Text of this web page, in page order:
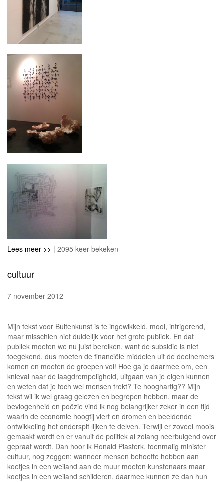
Lees meer >> | 2095 keer bekeken
cultuur
7 november 2012
Mijn tekst voor Buitenkunst is te ingewikkeld, mooi, intrigerend,
maar misschien niet duidelijk voor het grote publiek. En dat
publiek moeten we nu juist bereiken, want de subsidie is niet
toegekend, dus moeten de financiële middelen uit de deelnemers
komen en moeten de groepen vol! Hoe ga je daarmee om, een
knieval naar de laagdrempeligheid, uitgaan van je eigen kunnen
en weten dat je toch wel mensen trekt? Te hooghartig?? Mijn
tekst wil ik wel graag gelezen en begrepen hebben, maar de
bevlogenheid en poëzie vind ik nog belangrijker zeker in een tijd
waarin de economie hoogtij viert en dromen en beeldende
ontwikkeling het onderspit lijken te delven. Terwijl er zoveel moois
gemaakt wordt en er vanuit de politiek al zolang neerbuigend over
gepraat wordt. Dan hoor ik Ronald Plasterk, toenmalig minister
cultuur, nog zeggen: wanneer mensen behoefte hebben aan
koetjes in een weiland aan de muur moeten kunstenaars maar
koetjes in een weiland schilderen, daarmee kunnen ze dan hun